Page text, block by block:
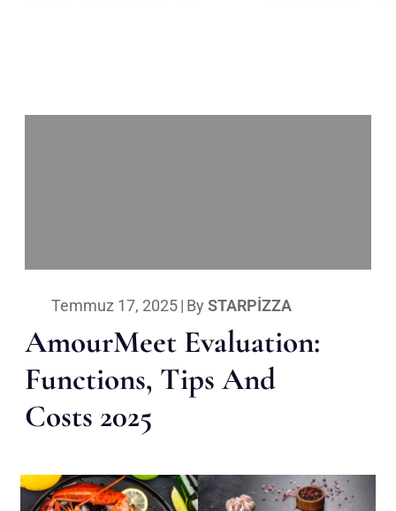
Temmuz 17, 2025| By STARPIZZA
AmourMeet Evaluation:
Functions, Tips And
Costs 2025